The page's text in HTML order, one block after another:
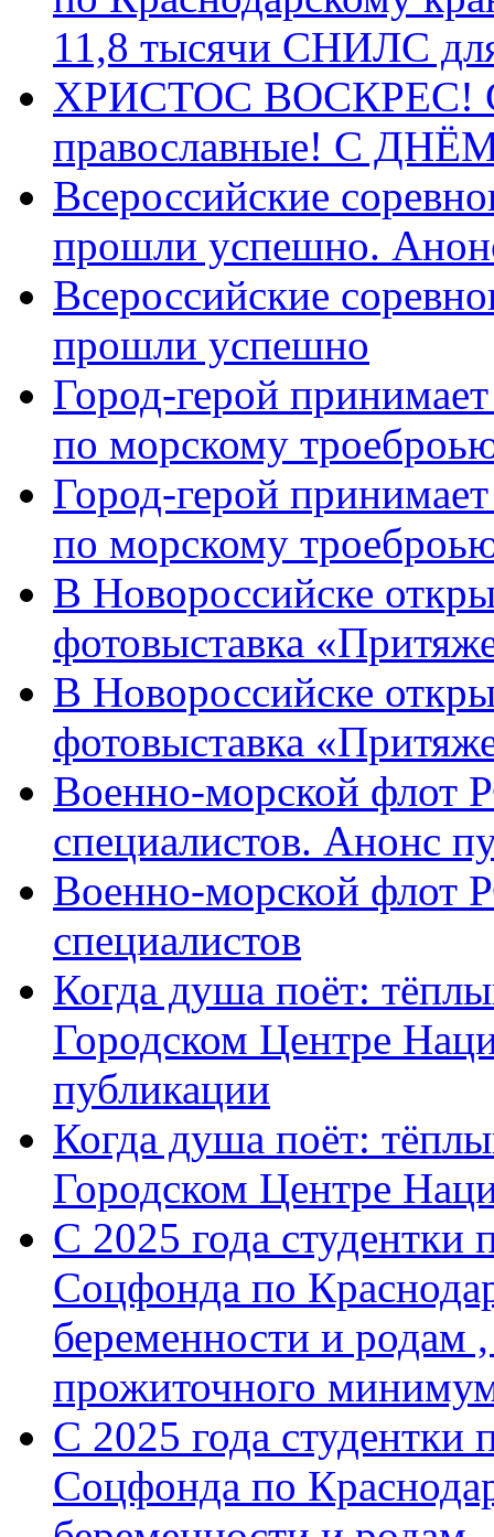
11,8 тысячи СНИЛС
ХРИСТОС ВОСКРЕС! С
православные! C
Всероссийские
прошли успешно.
Всероссийские
прошли успешно
Город-герой
по морскому
Город-герой
по морскому
В Новороссийске
фотовыставка
В Новороссийске
фотовыставка
Военно-морской флот
специалистов. Анонс
Военно-морской флот
специалистов
Когда душа поёт:
Городском Центре
публикации
Когда душа поёт:
Городском Центре
С 2025 года студентки
Соцфонда по
беременности и родам
прожиточного
С 2025 года студентки
Соцфонда по